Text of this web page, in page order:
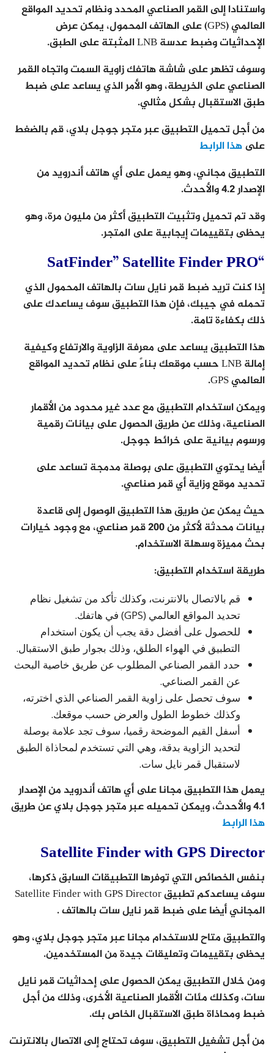
واستنادا إلى القمر الصناعي المحدد ونظام تحديد المواقع
العالمي (GPS) على الهاتف المحمول، يمكن عرض
الإحداثيات وضبط عدسة LNB المثبتة على الطبق.
وسوف تظهر على شاشة هاتفك زاوية السمت واتجاه القمر
الصناعي على الخريطة، وهو الأمر الذي يساعد على ضبط
طبق الاستقبال بشكل مثالي.
من أجل تحميل التطبيق عبر متجر جوجل بلاي، قم بالضغط
علىهذا الرابط
التطبيق مجاني، وهو يعمل على أي هاتف أندرويد من
الإصدار 4.2 والأحدث.
وقد تم تحميل وتثبيت التطبيق أكثر من مليون مرة، وهو
يحظى بتقييمات إيجابية على المتجر.
“SatFinder” Satellite Finder PRO‏
إذا كنت تريد ضبط قمر نايل سات بالهاتف المحمول الذي
تحمله في جيبك، فإن هذا التطبيق سوف يساعدك على
ذلك بكفاءة تامة.
هذا التطبيق يساعد على معرفة الزاوية والارتفاع وكيفية
إمالة LNB حسب موقعك بناءً على نظام تحديد المواقع
العالمي GPS.
ويمكن استخدام التطبيق مع عدد غير محدود من الأقمار
الصناعية، وذلك عن طريق الحصول على بيانات رقمية
ورسوم بيانية على خرائط جوجل.
أيضا يحتوي التطبيق على بوصلة مدمجة تساعد على
تحديد موقع وزاية أي قمر صناعي.
حيث يمكن عن طريق هذا التطبيق الوصول إلى قاعدة
بيانات محدثة لأكثر من 200 قمر صناعي، مع وجود خيارات
بحث مميزة وسهلة الاستخدام.
طريقة استخدام التطبيق:
قم بالاتصال بالانترنت، وكذلك تأكد من تشغيل نظام
تحديد المواقع العالمي (GPS) في هاتفك.
للحصول على أفضل دقة يجب أن يكون استخدام
التطبيق في الهواء الطلق، وذلك بجوار طبق الاستقبال.
حدد القمر الصناعي المطلوب عن طريق خاصية البحث
عن القمر الصناعي.
سوف تحصل على زاوية القمر الصناعي الذي اخترته،
وكذلك خطوط الطول والعرض حسب موقعك.
أسفل القيم الموضحة رقميا، سوف تجد علامة بوصلة
لتحديد الزاوية بدقة، وهي التي تستخدم لمحاذاة الطبق
لاستقبال قمر نايل سات.
يعمل هذا التطبيق مجانا على أي هاتف أندرويد من الإصدار
4.1 والأحدث، ويمكن تحميله عبر متجر جوجل بلاي عن طريق
هذا الرابط
Satellite Finder with GPS Director
بنفس الخصائص التي توفرها التطبيقات السابق ذكرها،
سوف يساعدكم تطبيق Satellite Finder with GPS Director
المجاني أيضا على ضبط قمر نايل سات بالهاتف .
والتطبيق متاح للاستخدام مجانا عبر متجر جوجل بلاي، وهو
يحظى بتقييمات وتعليقات جيدة من المستخدمين.
ومن خلال التطبيق يمكن الحصول على إحداثيات قمر نايل
سات، وكذلك مئات الأقمار الصناعية الأخرى، وذلك من أجل
ضبط ومحاذاة طبق الاستقبال الخاص بك.
من أجل تشغيل التطبيق، سوف تحتاج إلى الاتصال بالانترنت